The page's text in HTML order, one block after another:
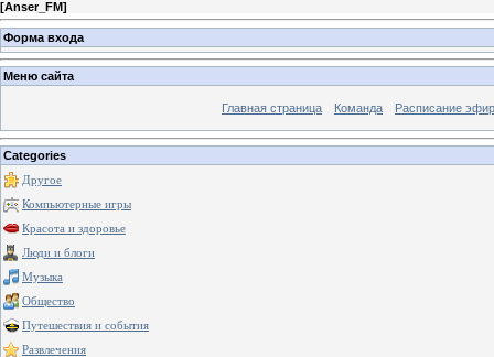
[Anser_FM]
Форма входа
Меню сайта
Главная страница Команда Расписание
Categories
Другое
Компьютерные игры
Красота и здоровье
Люди и блоги
Музыка
Общество
Путешествия и события
Развлечения